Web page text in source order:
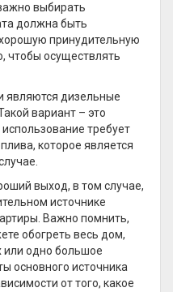
выбирать
должна быть
принудительную
чтобы осуществлять
дизельные
вариант – это
требует
которое является
выход, в том случае,
источнике
Важно помнить,
обогреть весь дом,
или одно большое
основного источника
от того, какое